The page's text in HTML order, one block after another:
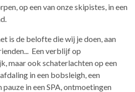
op een van onze skipistes, in een
is de belofte die wij je doen, aan
Een verblijf op
maar ook schaterlachten op een
in een bobsleigh, een
in een SPA, ontmoetingen